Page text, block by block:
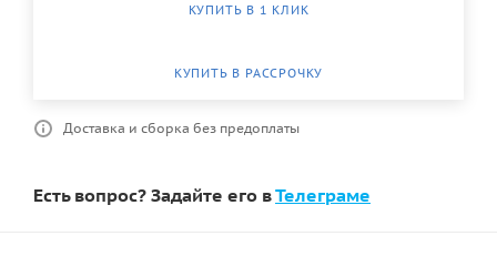
КУПИТЬ В 1 КЛИК
КУПИТЬ В РАССРОЧКУ
Доставка и сборка без предоплаты
Есть вопрос? Задайте его вТелеграме